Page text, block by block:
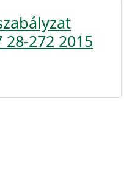
272 2015